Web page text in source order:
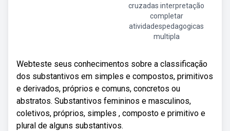
cruzadas interpretação
completar
atividadespedagogicas
multipla
Webteste seus conhecimentos sobre a classificação
dos substantivos em simples e compostos, primitivos
e derivados, próprios e comuns, concretos ou
abstratos. Substantivos femininos e masculinos,
coletivos, próprios, simples , composto e primitivo e
plural de alguns substantivos.